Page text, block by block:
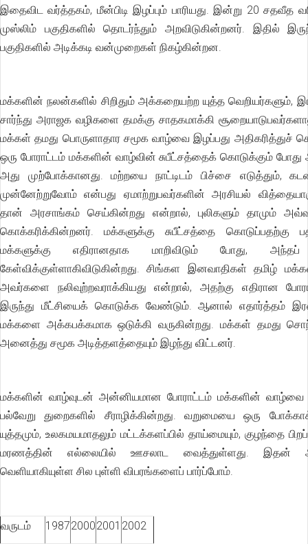
இதைவிட வர்த்தகம், மீன்பிடி இழப்பும் பாரியது. இன்று 20 சதவீத
முஸ்லிம் பகுதிகளில் தொடர்ந்தும் அறவிடுகின்றனர். இதில்
பகுதிகளில் அடிக்கடி வன்முறைகள் நிகழ்கின்றன.
மக்களின் நலன்களில் சிறிதும் அக்கறையற்ற யுத்த வெறியர்களும்,
சார்ந்து அராஜக வழிகளை தமக்கு சாதகமாக்கி
மக்கள் தமது பொருளாதார சமூக வாழ்வை இழப்பது அதிகரித்துச்
ஒரு போராட்டம் மக்களின் வாழ்வின் சுபீட்சத்தைக் கொடுக்கும் போது
அது முற்போக்கானது. மற்றயை நாட்டிடம் பிச்சை எடுத்தும்,
முன்னேற்றுவோம் என்பது ஏமாற்றுபவர்களின் அரசியல்
தான் அரசாங்கம் செய்கின்றது என்றால், புலிகளும் தாமும்
கொக்கரிக்கின்றனர். மக்களுக்கு சுபீட்சத்தை கொடுப்பதற்கு
மக்களுக்கு எதிரானதாக மாறிவிடும் போது, அந்தப்
கேள்விக்குள்ளாகிவிடுகின்றது. சிங்கள இனவாதிகள் தமிழ்
அவர்களை நலிவுற்றவராக்கியது என்றால், அதற்கு எதிரான
இருந்து மீட்சியைக் கொடுக்க வேண்டும். ஆனால் எதார்த்தம்
மக்களை அக்கபக்கமாக ஒடுக்கி வருகின்றது. மக்கள் தமது
அனைத்து சமூக அடித்தளத்தையும் இழந்து விட்டனர்.
மக்களின் வாழ்வுடன் அன்னியமான போராட்டம் மக்களின் வாழ்வை
பல்வேறு துறைகளில் சீராழிக்கின்றது. வறுமையை ஒரு
யுத்தமும், உலகமயமாதலும் மட்டக்களப்பில் தாய்மையும், குழந்தை
மரணத்தின் எல்லையில் ஊசலாட வைத்துள்ளது. இதன்
வெளியாகியுள்ள சில புள்ளி விபரங்களைப் பார்ப்போம்.
வருடம் 198720002001 2002